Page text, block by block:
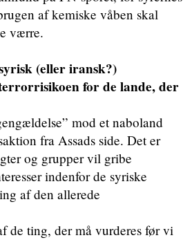
af kemiske våben skal
værre.
(eller iransk?)
for de lande, der
mod et naboland
fra Assads side. Det er
og grupper vil gribe
indenfor de syriske
af den allerede
de ting, der må vurderes før vi